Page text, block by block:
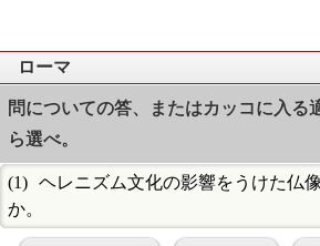
ローマ
問についての答、またはカッコに入る
ら選べ。
ヘレニズム文化の影響をうけた仏
か。